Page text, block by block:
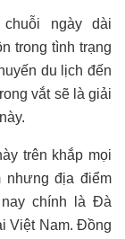
ngày dài
trong tình trạng
du lịch đến
vắt sẽ là giải
trên khắp mọi
nhưng địa điểm
chính là Đà
Việt Nam. Đồng